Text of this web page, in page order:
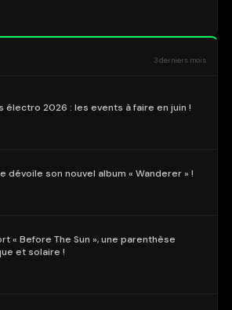
3 derniers mois
électro 2026 : les events à faire en juin !
dévoile son nouvel album « Wanderer » !
« Before The Sun », une parenthèse
et solaire !